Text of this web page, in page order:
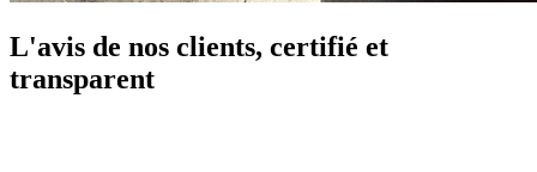
L'avis de nos clients, certifié et
transparent